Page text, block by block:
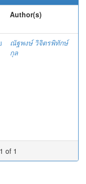
Author(s)
ณัฐพงษ์ วิจิตรพิทักษ์
กุล
of 1